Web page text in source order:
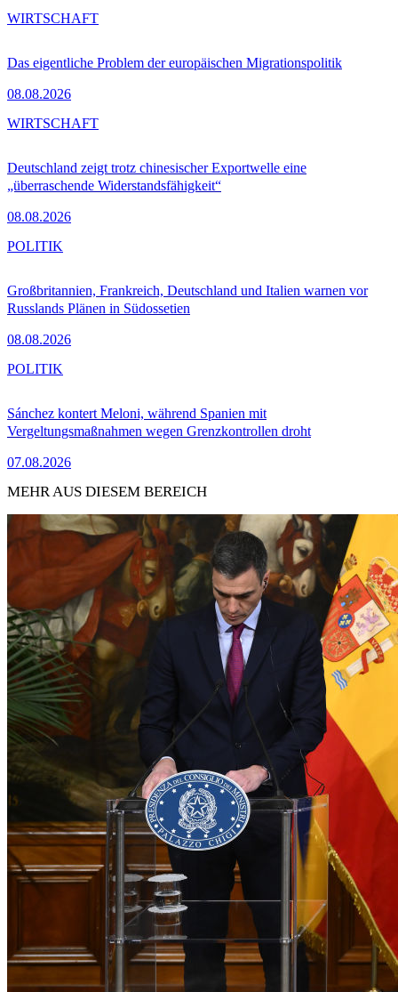
Das eigentliche Problem der europäischen Migrationspolitik
08.08.2026
WIRTSCHAFT
Deutschland zeigt trotz chinesischer Exportwelle eine
„überraschende Widerstandsfähigkeit“
08.08.2026
WIRTSCHAFT
Großbritannien, Frankreich, Deutschland und Italien warnen vor
Russlands Plänen in Südossetien
08.08.2026
POLITIK
Sánchez kontert Meloni, während Spanien mit
Vergeltungsmaßnahmen wegen Grenzkontrollen droht
07.08.2026
POLITIK
MEHR AUS DIESEM BEREICH